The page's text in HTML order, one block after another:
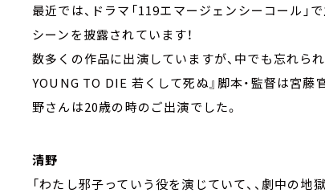
最近では、ドラマ「119エマージェンシーコール」
シーンを披露されています！
数多くの作品に出演していますが、中でも忘れら
YOUNG TO DIE 若くして死ぬ』脚本・監督は宮
野さんは20歳の時のご出演でした。
清野
「わたし邪子っていう役を演じていて、、劇中の地